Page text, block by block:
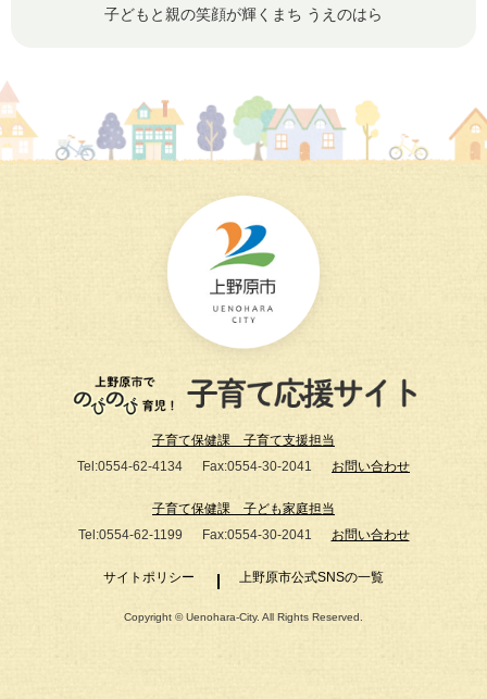
子どもと親の笑顔が輝くまち うえのはら
子育て保健課 子育て支援担当
Tel:0554-62-4134
Fax:0554-30-2041 お問い合わせ
子育て保健課 子ども家庭担当
Tel:0554-62-1199
Fax:0554-30-2041 お問い合わせ
サイトポリシー 上野原市公式SNSの一覧
Copyright © Uenohara-City. All Rights Reserved.